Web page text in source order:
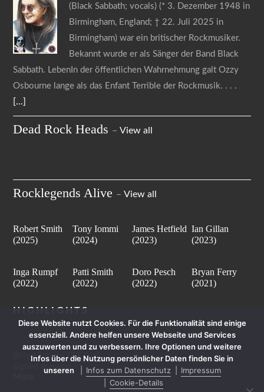
(Black Sabbath; vocals) (* 3. Dezember 1948 in
Birmingham, England; † 22. Juli 2025 in
Birmingham) war ein britischer Rockmusiker.
Bekannt wurde er als Sänger der Band Black
Sabbath. LebenIn der öffentlichen Wahrnehmung galt Ozzy
Osbourne lange als das Enfant Terrible der Rockmusik.
[...]
Dead Rock Heads –View all
Rocklegends Alive –View all
Robert Smith
(2025)
Tony Iommi
(2024)
James Hetfield
(2023)
Ian Gillan
(2023)
Inga Rumpf
(2022)
Patti Smith
(2022)
Doro Pesch
(2022)
Bryan Ferry
(2021)
HIGHLIGHTS
Billy Gibbons (ZZ Top)
signed drawing -
Diese Website nutzt Cookies. Für die Funktionalität sind einige
essenziell. Andere helfen unsere Webseite und Services
auszuwerten und zu verbessern. Ihre Optionen und weitere
Infos über die Nutzung persönlicher Daten finden Sie in
unseren
Infos zum Datenschutz
Impressum
Cookie-Details